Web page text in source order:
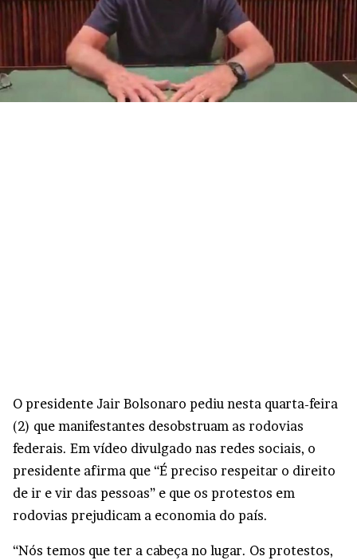
O presidente Jair Bolsonaro pediu nesta quarta-feira
(2) que manifestantes desobstruam as rodovias
federais. Em vídeo divulgado nas redes sociais, o
presidente afirma que “É preciso respeitar o direito
de ir e vir das pessoas” e que os protestos em
rodovias prejudicam a economia do país.
“Nós temos que ter a cabeça no lugar. Os protestos,